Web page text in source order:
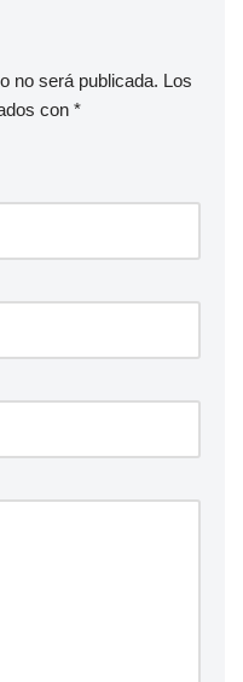
no será publicada. Los
con *